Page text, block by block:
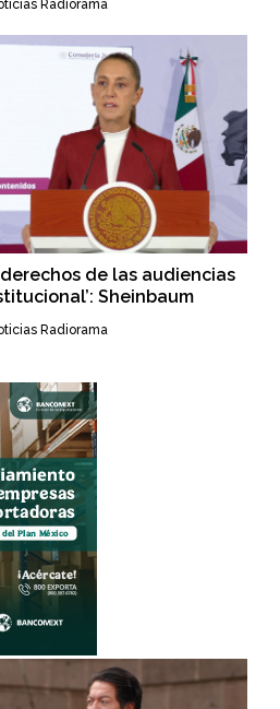
Radiorama
de las audiencias
Sheinbaum
Radiorama